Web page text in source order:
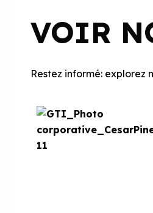
VOIR
Restez informé: explorez